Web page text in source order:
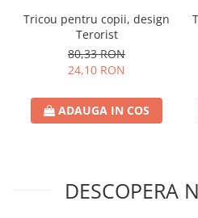
Tricou pentru copii, design
Terorist
80,33 RON
24,10 RON
ADAUGA IN COS
DESCOPERA